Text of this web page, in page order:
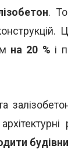
.
на 20 % і